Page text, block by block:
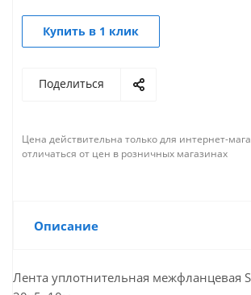
Купить в 1 клик
Поделиться
Цена действительна только для интернет-
отличаться от цен в розничных магазинах
Описание
Лента уплотнительная межфланцевая